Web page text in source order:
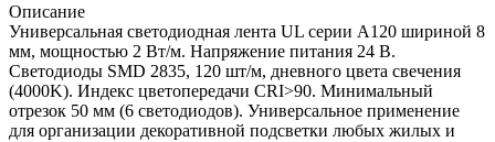
Описание
Универсальная светодиодная лента UL серии A120 шириной 8
мм, мощностью 2 Вт/м. Напряжение питания 24 В.
Светодиоды SMD 2835, 120 шт/м, дневного цвета свечения
(4000K). Индекс цветопередачи CRI>90. Минимальный
отрезок 50 мм (6 светодиодов). Универсальное применение
для организации декоративной подсветки любых жилых и